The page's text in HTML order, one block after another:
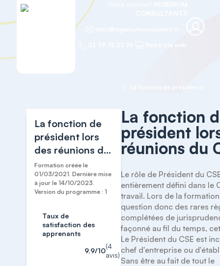
La fonction de
président lors
des réunions du
CSE
Formation créée le
01/03/2021. Dernière mise
à jour le 14/10/2023.
Version du programme : 1
Taux de
satisfaction des
apprenants
9,9/10
(4
avis)
La fonction
président
réunions du
Le rôle de Président du
entièrement défini dans le
travail. Lors de la
question donc des rares
complétées de
façonné au fil du temps,
Le Président du CSE est
chef d'entreprise ou
Sans être au fait de tout le